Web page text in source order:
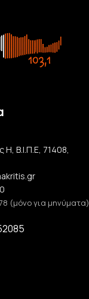
Η, Β.Ι.Π.Ε, 71408,
(μόνο για μηνύματα)